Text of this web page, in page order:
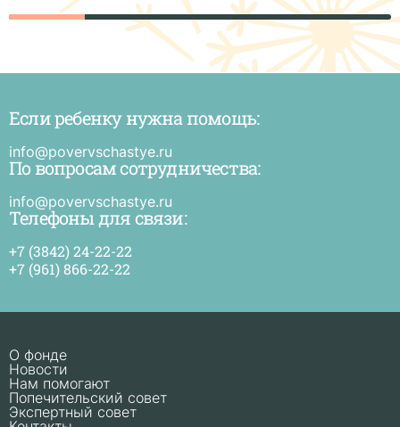
Если ребенку нужна помощь:
info@povervschastye.ru
По вопросам сотрудничества:
info@povervschastye.ru
Телефоны для связи:
+7 (3842) 24-22-22
+7 (961) 866-22-22
О фонде
Новости
Нам помогают
Попечительский совет
Экспертный совет